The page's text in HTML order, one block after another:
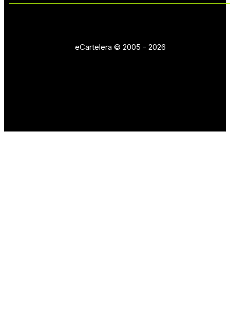
eCartelera © 2005 - 2026